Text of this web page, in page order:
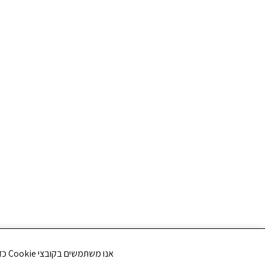
אנו משתמשים בקובצי Cookie כדי לשפר את חווית הגלישה שלך ולנתח את תנועת הגולשים באתר. האם את/ה מסכים/ה לשימוש בקובצי Cookie?